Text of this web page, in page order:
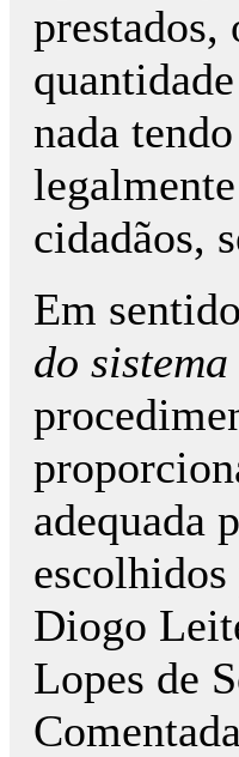
nada
cidadãos,
Em
do
adequada
Diogo
Lopes de